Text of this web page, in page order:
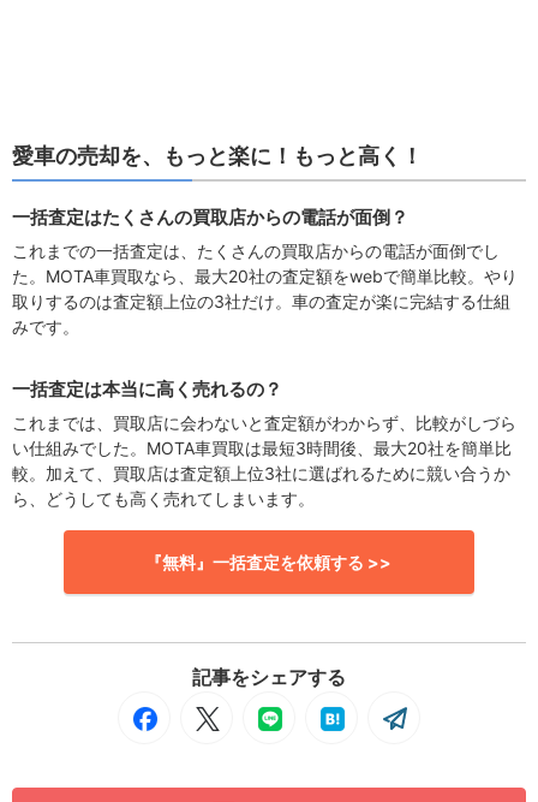
愛車の売却を、もっと楽に！もっと高く！
一括査定はたくさんの買取店からの電話が面倒？
これまでの一括査定は、たくさんの買取店からの電話が面倒でし
た。MOTA車買取なら、最大20社の査定額をwebで簡単比較。やり
取りするのは査定額上位の3社だけ。車の査定が楽に完結する仕組
みです。
一括査定は本当に高く売れるの？
これまでは、買取店に会わないと査定額がわからず、比較がしづら
い仕組みでした。MOTA車買取は最短3時間後、最大20社を簡単比
較。加えて、買取店は査定額上位3社に選ばれるために競い合うか
ら、どうしても高く売れてしまいます。
『無料』一括査定を依頼する >>
記事をシェアする